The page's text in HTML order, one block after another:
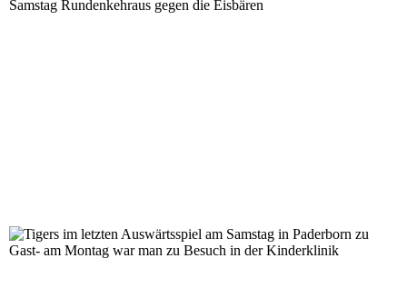
Tigers im letzten Auswärtsspiel am Samstag in
Kinderklinik